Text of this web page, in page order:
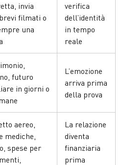
invia
filmati o
una
verifica
dell’identità
in tempo
reale
futuro
in giorni o
L’emozione
arriva prima
della prova
aereo,
mediche,
spese per
La relazione
diventa
finanziaria
prima